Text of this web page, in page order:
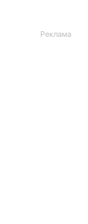
Реклама